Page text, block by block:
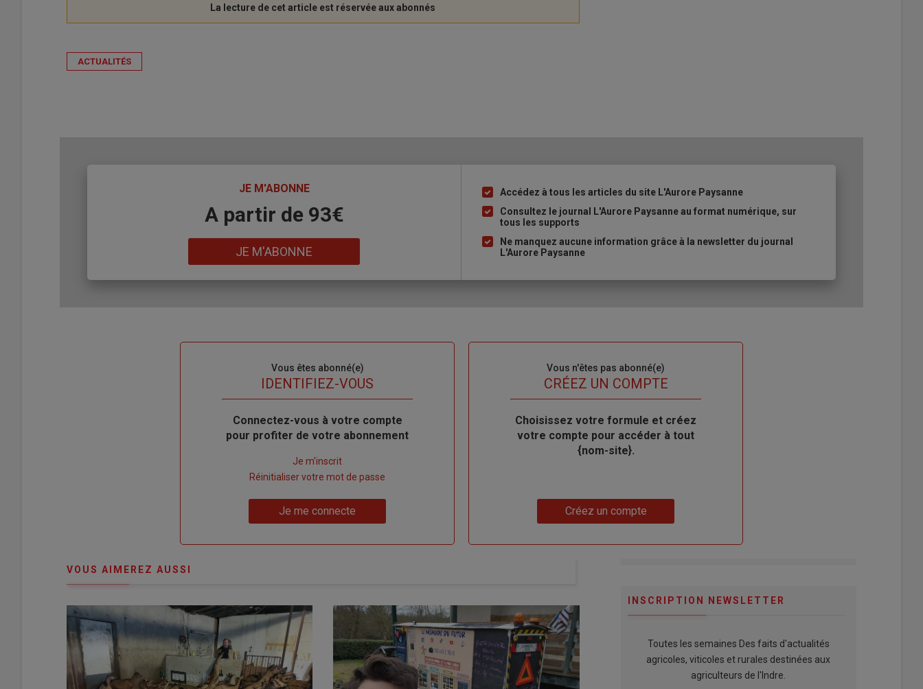
ACTUALITÉS
JE M'ABONNE
A partir de 93€
JE M'ABONNE
Liste
à
puce
Accédez à tous les articles du site L'Aurore Paysanne
Consultez le journal L'Aurore Paysanne au format numérique, sur
tous les supports
Ne manquez aucune information grâce à la newsletter du journal
L'Aurore Paysanne
Vous êtes abonné(e)
IDENTIFIEZ-VOUS
Body
Connectez-vous à votre compte
pour profiter de votre abonnement
compte"
Je m'inscrit
Réinitialiser votre mot de passe
Je me connecte
Vous n'êtes pas abonné(e)
TITRECRÉEZ UN COMPTE
Body
Choisissez votre formule et créez
votre compte pour accéder à tout
{nom-site}.
Créez un compte
VOUS AIMEREZ AUSSI
INSCRIPTION NEWSLETTER
Toutes les semaines Des faits d'actualités
agricoles, viticoles et rurales destinées aux
agriculteurs de l'Indre.